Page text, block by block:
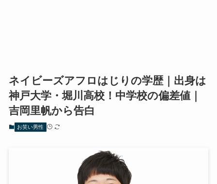
ネイビーズアフロはじりの学歴｜出身は
神戸大学・堀川高校！中学校の偏差値｜
吉岡里帆から告白
お笑い男性